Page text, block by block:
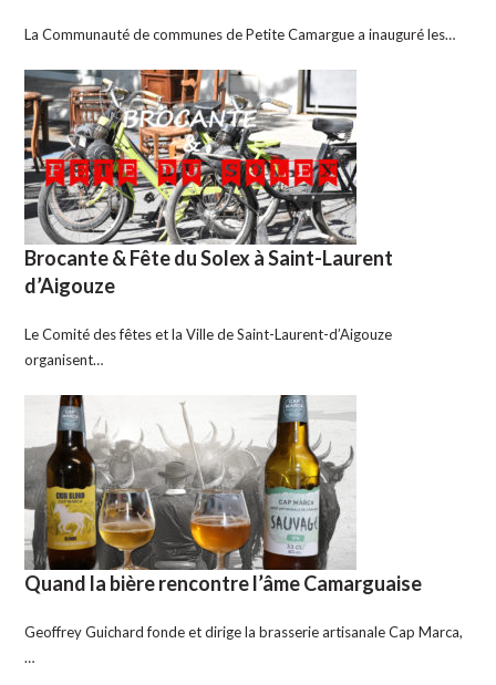
La Communauté de communes de Petite Camargue a inauguré les…
Brocante & Fête du Solex à Saint-Laurent
d’Aigouze
Le Comité des fêtes et la Ville de Saint-Laurent-d’Aigouze
organisent…
Quand la bière rencontre l’âme Camarguaise
Geoffrey Guichard fonde et dirige la brasserie artisanale Cap Marca,
…